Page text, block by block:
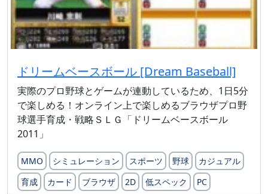
ドリームベースボール [Dream Baseball]
実際のプロ野球とゲームが連動しているため、1日5分
で楽しめる！オンライン上で楽しめるブラウザプロ野
球選手育成・戦略ＳＬＧ「ドリームベースボール
2011」
MMO シミュレーション スポーツ 野球
カジュアル
育成
カード ブラウザ 2D 低スペック PC